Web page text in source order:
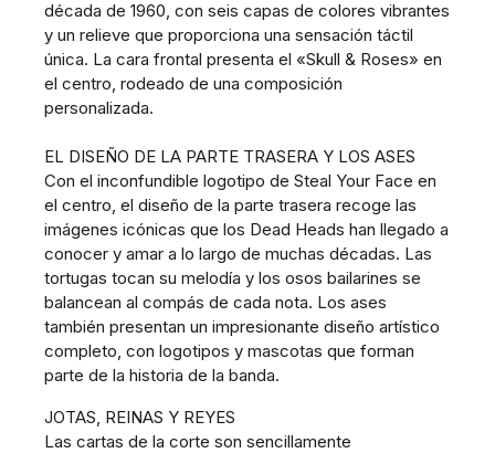
década de 1960, con seis capas de colores vibrantes
y un relieve que proporciona una sensación táctil
única. La cara frontal presenta el «Skull & Roses» en
el centro, rodeado de una composición
personalizada.
EL DISEÑO DE LA PARTE TRASERA Y LOS ASES
Con el inconfundible logotipo de Steal Your Face en
el centro, el diseño de la parte trasera recoge las
imágenes icónicas que los Dead Heads han llegado a
conocer y amar a lo largo de muchas décadas. Las
tortugas tocan su melodía y los osos bailarines se
balancean al compás de cada nota. Los ases
también presentan un impresionante diseño artístico
completo, con logotipos y mascotas que forman
parte de la historia de la banda.
JOTAS, REINAS Y REYES
Las cartas de la corte son sencillamente